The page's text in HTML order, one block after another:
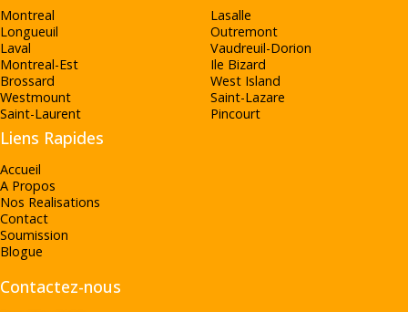
Montreal
Longueuil
Laval
Montreal-Est
Brossard
Westmount
Saint-Laurent
Lasalle
Outremont
Vaudreuil-Dorion
Ile Bizard
West Island
Saint-Lazare
Pincourt
Liens Rapides
Accueil
A Propos
Nos Realisations
Contact
Soumission
Blogue
Contactez-nous